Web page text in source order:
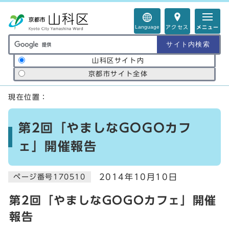
Language アクセス メニュー
サイト内検索の範囲
山科区サイト内
京都市サイト全体
ここから本文です
現在位置：
第2回「やましなGOGOカフ
ェ」開催報告
ページ番号170510 2014年10月10日
第2回「やましなGOGOカフェ」開催
報告